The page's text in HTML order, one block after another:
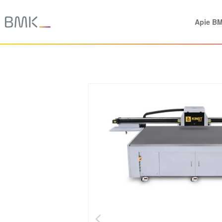
Apie